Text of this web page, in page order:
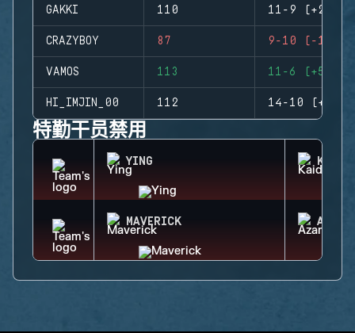
GAKKI 110 11-9 (+2)
CRAZYBOY 87 9-10 (-1)
VAMOS 113 11-6 (+5)
HI_IMJIN_00 112 14-10 (+4)
特勤干员禁用
YING KAID
MAVERICK AZAMI